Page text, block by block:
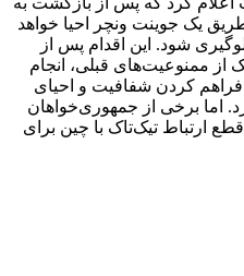
یک جوینت ونچر احیا خواهد
شود. این اقدام پس از
از ممنوعیت‌های قبلی، انجام
کردن شفافیت و احیای
اما برخی از جمهوری‌خواهان
ارتباط تیک‌تاک با چین برای